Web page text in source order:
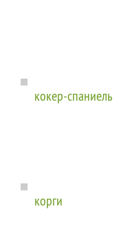
кокер-спаниель
корги